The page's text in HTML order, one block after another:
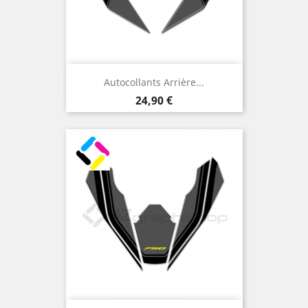
Autocollants Arrière...
Prix
24,90 €